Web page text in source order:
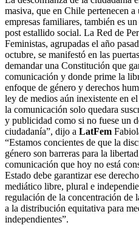
masiva, que en Chile pertenecen
empresas familiares, también es
post estallido social. La Red de
Feministas, agrupadas el año
octubre, se manifestó en las
demandar una Constitución que
comunicación y donde prime la
enfoque de género y derechos
ley de medios aún inexistente en
la comunicación solo quedara
y publicidad como si no fuese un
ciudadanía”, dijo a LatFem
“Estamos concientes de que la
género son barreras para la
comunicación que hoy no está
Estado debe garantizar ese
mediático libre, plural e
regulación de la concentración de
a la distribución equitativa para
independientes”.